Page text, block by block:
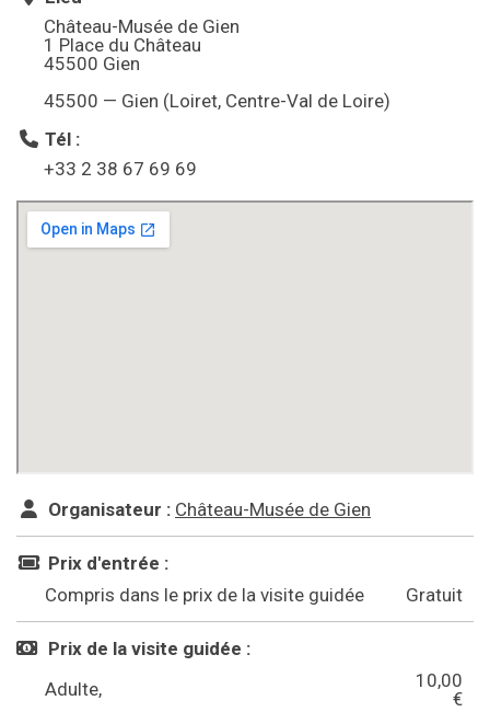
Château-Musée de Gien
1 Place du Château
45500 Gien
45500 — Gien (Loiret, Centre-Val de Loire)
Tél :
+33 2 38 67 69 69
Organisateur : Château-Musée de Gien
Prix d'entrée :
Compris dans le prix de la visite guidée
Gratuit
Prix de la visite guidée :
Adulte,
10,00
€